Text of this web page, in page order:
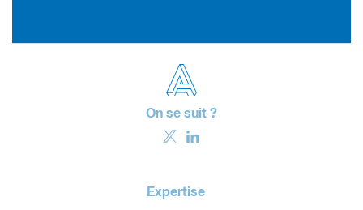
On se suit ?
Expertise